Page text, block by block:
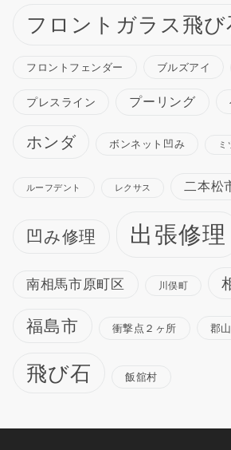
フロントガラス飛び
フロントフェンダー ブルズアイ
プレスライン プーリング
ホンダ ボンネット凹み ミ
ルーフデント レクサス 二本松
凹み修理 出張修理
南相馬市原町区 川俣町
福島市 衝撃点２ヶ所 郡
飛び石 飯舘村